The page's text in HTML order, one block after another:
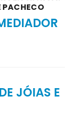
PACHECO
JÓIAS E